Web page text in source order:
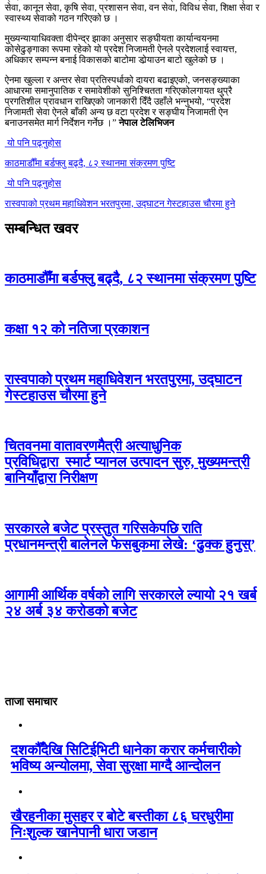
सेवा, कानून सेवा, कृषि सेवा, प्रशासन सेवा, वन सेवा, विविध सेवा, शिक्षा सेवा र
स्वास्थ्य सेवाको गठन गरिएको छ ।
मुख्यन्यायाधिवक्ता दीपेन्द्र झाका अनुसार सङ्घीयता कार्यान्वयनमा
कोसेढुङ्गाका रूपमा रहेको यो प्रदेश निजामती ऐनले प्रदेशलाई स्वायत्त,
अधिकार सम्पन्न बनाई विकासको बाटोमा डोर्‍याउन बाटो खुलेको छ ।
ऐनमा खुल्ला र अन्तर सेवा प्रतिस्पर्धाको दायरा बढाइएको, जनसङ्ख्याका
आधारमा समानुपातिक र समावेशीको सुनिश्चितता गरिएकोलगायत थुप्रै
प्रगतिशील प्रावधान राखिएको जानकारी दिँदै उहाँले भन्नुभयो, “प्रदेश
निजामती सेवा ऐनले बाँकी अन्य छ वटा प्रदेश र सङ्घीय निजामती ऐन
बनाउनसमेत मार्ग निर्देशन गर्नेछ ।” नेपाल टेलिभिजन
यो पनि पढ्नुहोस
काठमाडौँमा बर्डफ्लु बढ्दै, ८२ स्थानमा संक्रमण पुष्टि
यो पनि पढ्नुहोस
रास्वपाको प्रथम महाधिवेशन भरतपुरमा, उद्घाटन गेस्टहाउस चौरमा हुने
सम्बन्धित खवर
काठमाडौँमा बर्डफ्लु बढ्दै, ८२ स्थानमा संक्रमण पुष्टि
कक्षा १२ को नतिजा प्रकाशन
रास्वपाको प्रथम महाधिवेशन भरतपुरमा, उद्घाटन
गेस्टहाउस चौरमा हुने
चितवनमा वातावरणमैत्री अत्याधुनिक
प्रविधिद्वारा स्मार्ट प्यानल उत्पादन सुरु, मुख्यमन्त्री
बानियाँद्वारा निरीक्षण
सरकारले बजेट प्रस्तुत गरिसकेपछि राति
प्रधानमन्त्री बालेनले फेसबुकमा लेखे: ‘ढुक्क हुनुस्’
आगामी आर्थिक वर्षको लागि सरकारले ल्यायो २१ खर्ब
२४ अर्ब ३४ करोडको बजेट
ताजा समाचार
दशकौँदेखि सिटिईभिटी धानेका करार कर्मचारीको
भविष्य अन्योलमा, सेवा सुरक्षा माग्दै आन्दोलन
खैरहनीका मुसहर र बोटे बस्तीका ८६ घरधुरीमा
निःशुल्क खानेपानी धारा जडान